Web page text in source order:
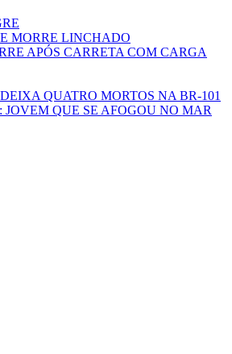
MORRE LINCHADO
APÓS CARRETA COM CARGA
QUATRO MORTOS NA BR-101
QUE SE AFOGOU NO MAR